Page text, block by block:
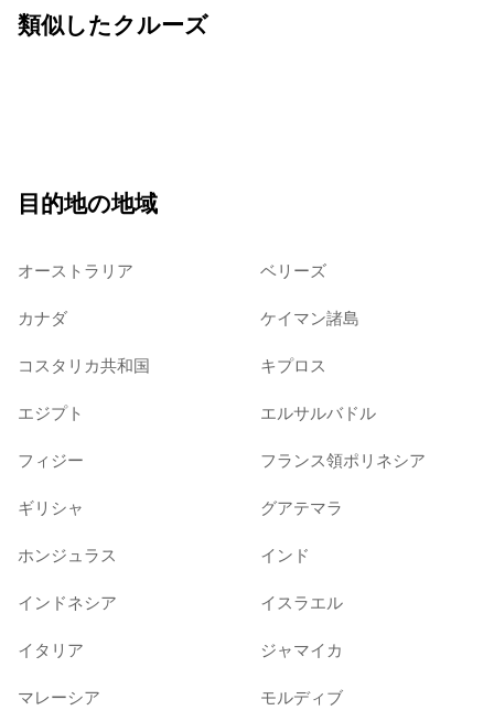
類似したクルーズ
目的地の地域
オーストラリア ベリーズ
カナダ ケイマン諸島
コスタリカ共和国 キプロス
エジプト エルサルバドル
フィジー フランス領ポリネシア
ギリシャ グアテマラ
ホンジュラス インド
インドネシア イスラエル
イタリア ジャマイカ
マレーシア モルディブ